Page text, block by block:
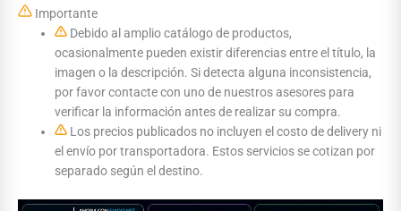
Importante
Debido al amplio catálogo de productos,
ocasionalmente pueden existir diferencias entre el título, la
imagen o la descripción. Si detecta alguna inconsistencia,
por favor contacte con uno de nuestros asesores para
verificar la información antes de realizar su compra.
Los precios publicados no incluyen el costo de delivery ni
el envío por transportadora. Estos servicios se cotizan por
separado según el destino.